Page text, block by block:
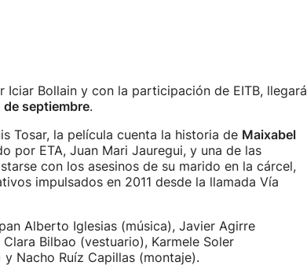
Iciar Bollain y con la participación de EITB, llegará
de septiembre.
Tosar, la película cuenta la historia de Maixabel
por ETA, Juan Mari Jauregui, y una de las
con los asesinos de su marido en la cárcel,
impulsados en 2011 desde la llamada Vía
Alberto Iglesias (música), Javier Agirre
Bilbao (vestuario), Karmele Soler
Nacho Ruíz Capillas (montaje).